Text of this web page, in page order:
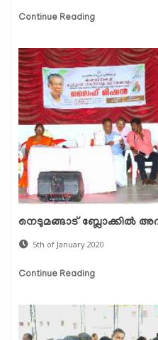
Continue Reading
നെടുമങ്ങാട് ബ്ലോക്കില്‍
5th of January 2020
Continue Reading